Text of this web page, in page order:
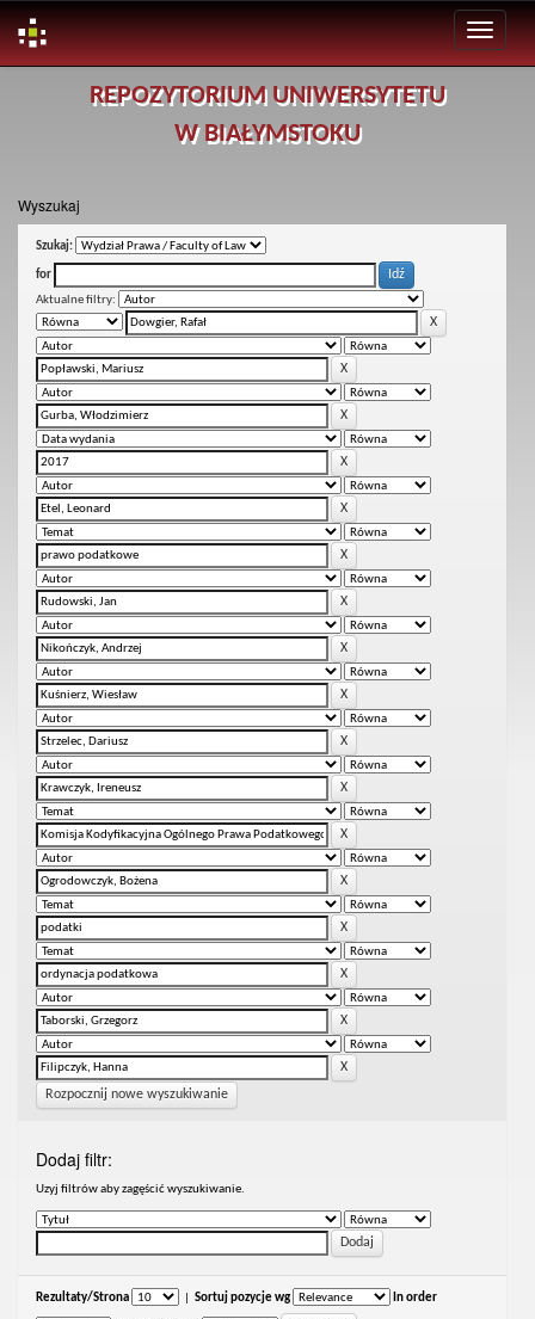
REPOZYTORIUM UNIWERSYTETU
W BIAŁYMSTOKU
Wyszukaj
Szukaj:
for
Aktualne filtry:
Rozpocznij nowe wyszukiwanie
Dodaj filtr:
Uzyj filtrów aby zagęścić wyszukiwanie.
Rezultaty/Strona Sortuj pozycje wg In order